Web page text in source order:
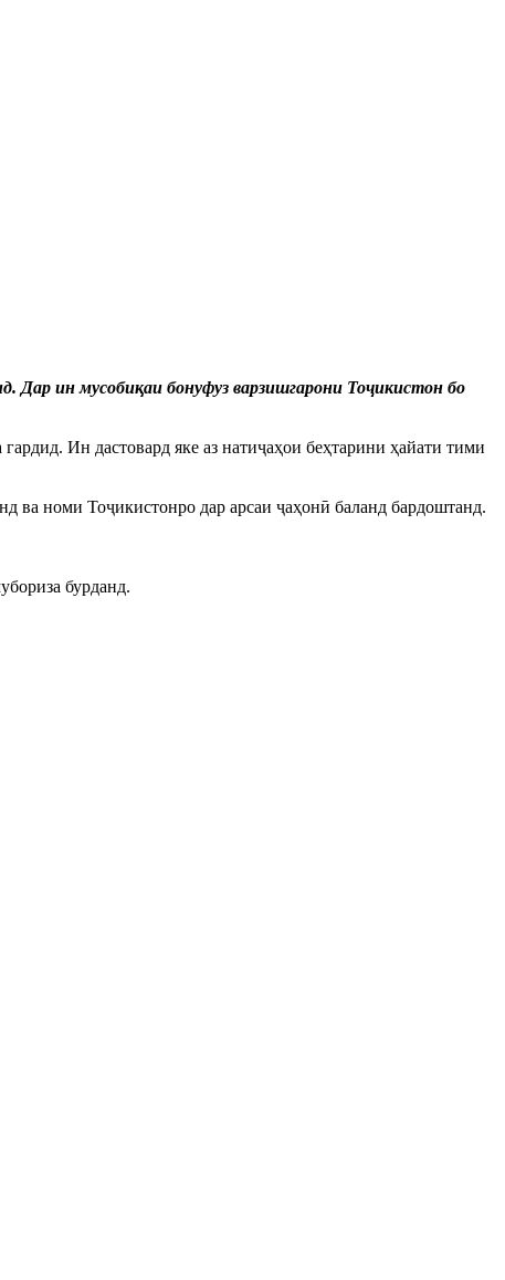
Дар ин мусобиқаи бонуфуз варзишгарони Тоҷикистон бо
Ин дастовард яке аз натиҷаҳои беҳтарини ҳайати тими
ва номи Тоҷикистонро дар арсаи ҷаҳонӣ баланд бардоштанд.
бурданд.